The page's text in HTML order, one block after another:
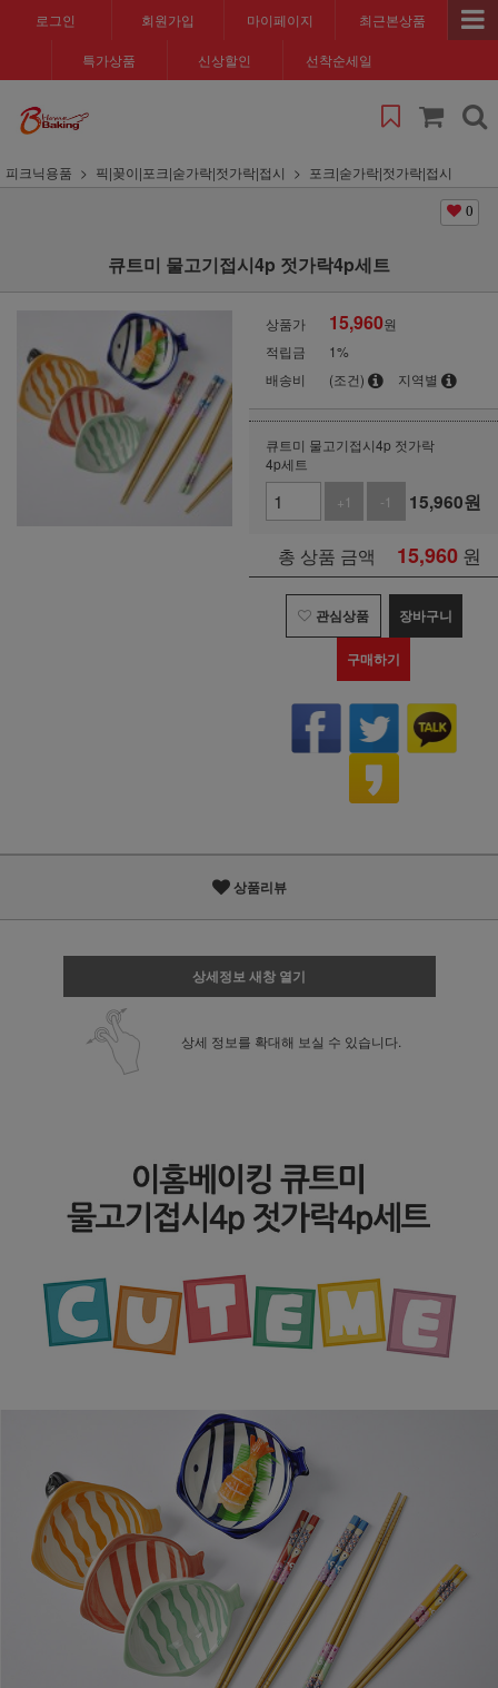
로그인 회원가입 마이페이지 최근본상품
특가상품 신상할인 선착순세일
피크닉용품 픽|꽂이|포크|숟가락|젓가락|접시 포크|숟가락|젓가락|접시
0
큐트미 물고기접시4p 젓가락4p세트
상품가 15,960원
적립금
1%
배송비
(조건) 지역별
큐트미 물고기접시4p 젓가락
4p세트
+1
-1 15,960원
총 상품 금액 15,960 원
관심상품 장바구니
구매하기
상품리뷰
상세정보 새창 열기
상세 정보를 확대해 보실 수 있습니다.